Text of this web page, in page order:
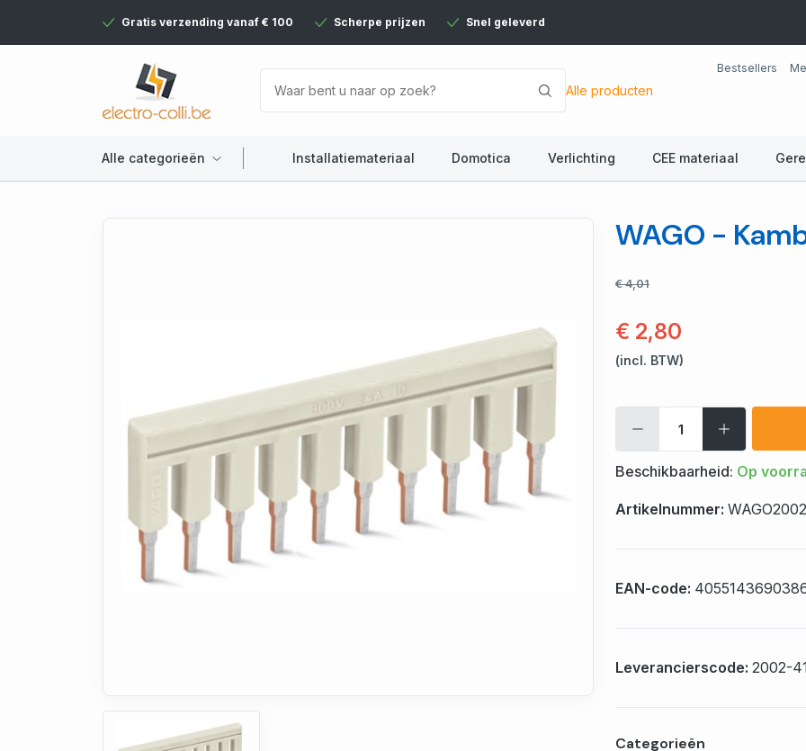
Gratis verzending vanaf € 100 Scherpe prijzen Snel geleverd
Alle producten
Bestsellers
Alle categorieën Installatiemateriaal Domotica Verlichting CEE materiaal
WAGO -
€ 4,01
€ 2,80
(incl. BTW)
Beschikbaarheid: Op
Artikelnummer:
EAN-code:
Leverancierscode: 2002-
Categorieën